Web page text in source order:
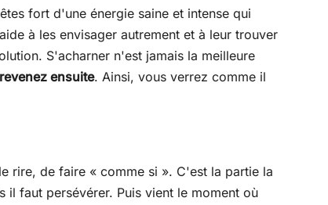
fort d'une énergie saine et intense qui
à les envisager autrement et à leur trouver
S'acharner n'est jamais la meilleure
ensuite. Ainsi, vous verrez comme il
rire, de faire « comme si ». C'est la partie la
faut persévérer. Puis vient le moment où